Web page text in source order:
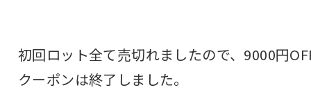
初回ロット全て売切れましたので、9000円
クーポンは終了しました。